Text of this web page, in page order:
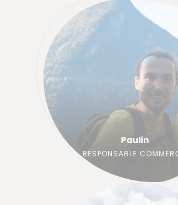
Paulin
RESPONSABLE